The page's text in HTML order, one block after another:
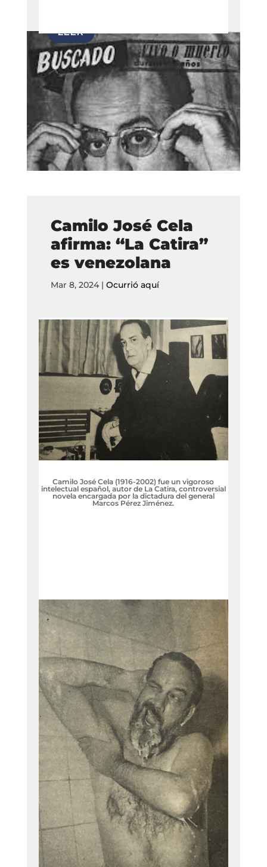
Camilo José Cela
afirma: “La Catira”
es venezolana
Mar 8, 2024| Ocurrió aquí
Camilo José Cela (1916-2002) fue un vigoroso
intelectual español, autor de La Catira, controversial
novela encargada por la dictadura del general
Marcos Pérez Jiménez.